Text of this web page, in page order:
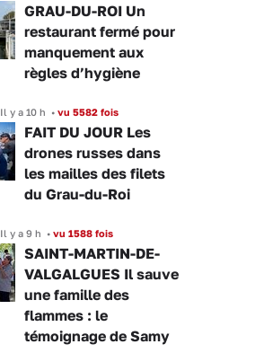
GRAU-DU-ROI Un
restaurant fermé pour
manquement aux
règles d’hygiène
Il y a 10 h • vu 5582 fois
FAIT DU JOUR Les
drones russes dans
les mailles des filets
du Grau-du-Roi
Il y a 9 h • vu 1588 fois
SAINT-MARTIN-DE-
VALGALGUES Il sauve
une famille des
flammes : le
témoignage de Samy